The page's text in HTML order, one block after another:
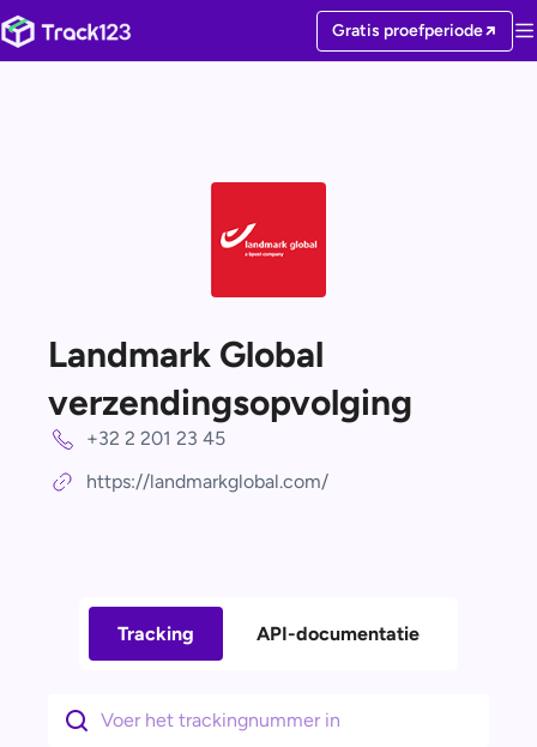
Gratis proefperiode
Landmark Global
verzendingsopvolging
+32 2 201 23 45
https://landmarkglobal.com/
Tracking API-documentatie